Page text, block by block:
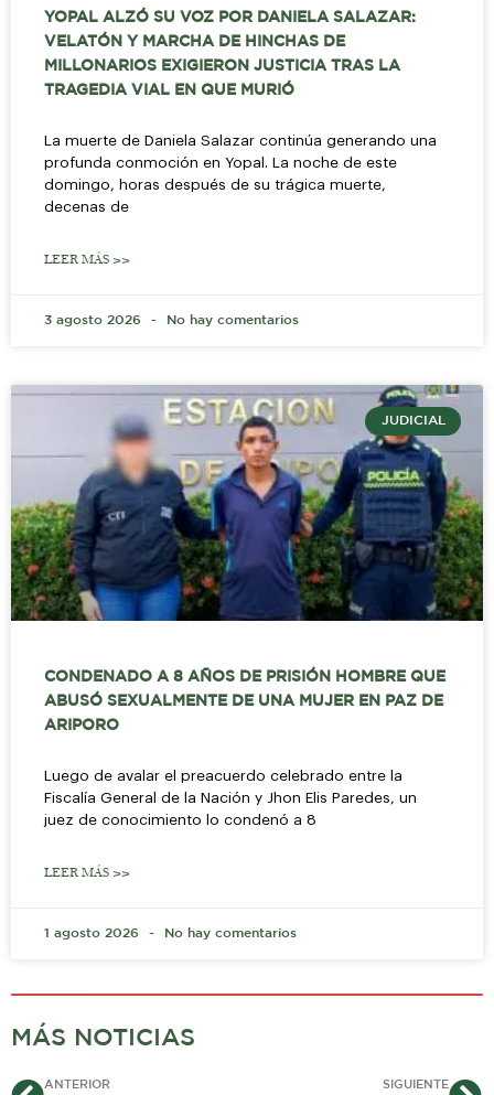
YOPAL ALZÓ SU VOZ POR DANIELA SALAZAR:
VELATÓN Y MARCHA DE HINCHAS DE
MILLONARIOS EXIGIERON JUSTICIA TRAS LA
TRAGEDIA VIAL EN QUE MURIÓ
La muerte de Daniela Salazar continúa generando una
profunda conmoción en Yopal. La noche de este
domingo, horas después de su trágica muerte,
decenas de
LEER MÁS >>
3 agosto 2026 No hay comentarios
JUDICIAL
CONDENADO A 8 AÑOS DE PRISIÓN HOMBRE QUE
ABUSÓ SEXUALMENTE DE UNA MUJER EN PAZ DE
ARIPORO
Luego de avalar el preacuerdo celebrado entre la
Fiscalía General de la Nación y Jhon Elis Paredes, un
juez de conocimiento lo condenó a 8
LEER MÁS >>
1 agosto 2026 No hay comentarios
MÁS NOTICIAS
AntANTERIOR SIGUIENTE